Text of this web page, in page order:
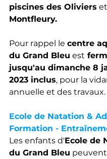
piscines des Oliviers
Montfleury.
Pour rappel le centre
du Grand Bleu est
jusqu'au dimanche 8
2023 inclus, pour la
annuelle et des travaux.
Ecole de Natation &
Formation -
Les enfants d'Ecole de
du Grand Bleu peuvent